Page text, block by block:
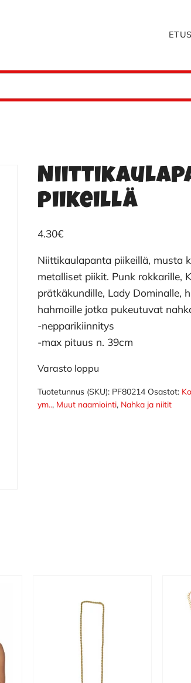
piikeillä
4.30€
Niittikaulapanta piikeillä, musta
metalliset piikit. Punk rokkarille,
prätkäkundille, Lady Dominalle,
hahmoille jotka pukeutuvat
-nepparikiinnitys
-max pituus n. 39cm
Varasto loppu
Tuotetunnus (SKU): PF80214 Osastot:
ym.., Muut naamiointi, Nahka ja niitit